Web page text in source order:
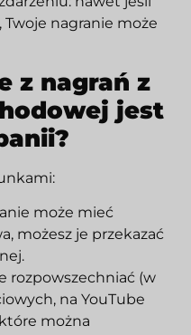
nagranie może
z nagrań z
jest
może mieć
możesz je przekazać
rozpowszechniać (w
na YouTube
można